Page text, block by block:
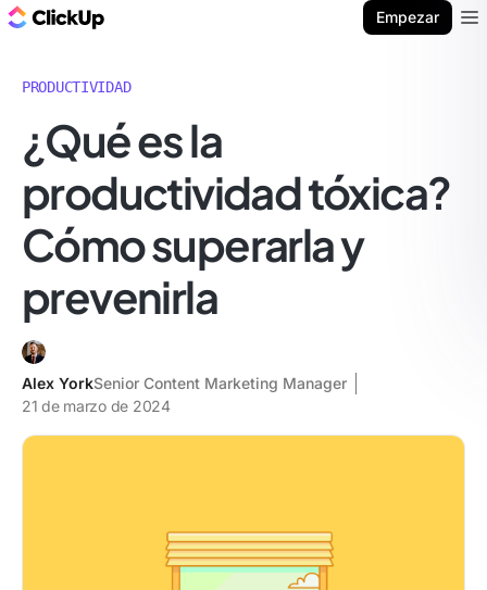
Empezar
PRODUCTIVIDAD
¿Qué es la
productividad tóxica?
Cómo superarla y
prevenirla
Alex YorkSenior Content Marketing Manager
21 de marzo de 2024